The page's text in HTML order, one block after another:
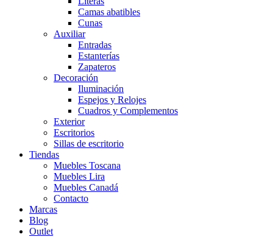
Camas abatibles
Cunas
Auxiliar
Entradas
Estanterías
Zapateros
Decoración
Iluminación
Espejos y Relojes
Cuadros y Complementos
Exterior
Escritorios
Sillas de escritorio
Tiendas
Muebles Toscana
Muebles Lira
Muebles Canadá
Contacto
Marcas
Blog
Outlet